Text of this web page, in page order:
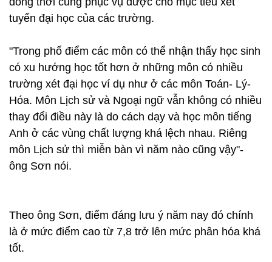
tuyển đại học của các trường.
"Trong phổ điểm các môn có thể nhận thấy học sinh
có xu hướng học tốt hơn ở những môn có nhiều
trường xét đại học ví dụ như ở các môn Toán- Lý-
Hóa. Môn Lịch sử và Ngoại ngữ vẫn không có nhiều
thay đổi điều này là do cách dạy và học môn tiếng
Anh ở các vùng chất lượng khá lệch nhau. Riêng
môn Lịch sử thì miễn bàn vì năm nào cũng vậy"-
ông Sơn nói.
Theo ông Sơn, điểm đáng lưu ý năm nay đó chính
là ở mức điểm cao từ 7,8 trở lên mức phân hóa khá
tốt.